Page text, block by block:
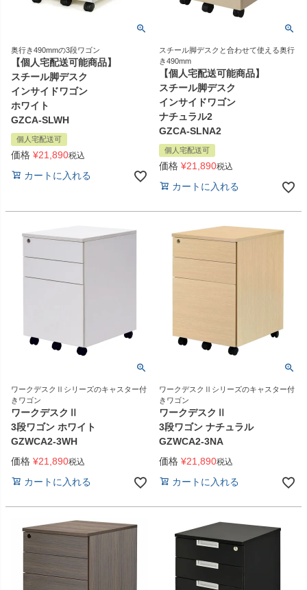
奥行き490mmの3段ワゴン
【個人宅配送可能商品】
スチール脚デスク
インサイドワゴン
ホワイト
GZCA-SLWH
個人宅配送可
価格 ¥21,890税込
カートに入れる
スチール脚デスクと合わせて使える奥行
き490mm
【個人宅配送可能商品】
スチール脚デスク
インサイドワゴン
ナチュラル2
GZCA-SLNA2
個人宅配送可
価格 ¥21,890税込
カートに入れる
ワークデスクⅡシリーズのキャスター付
きワゴン
ワークデスクⅡ
3段ワゴン ホワイト
GZWCA2-3WH
価格 ¥21,890税込
カートに入れる
ワークデスクⅡシリーズのキャスター付
きワゴン
ワークデスクⅡ
3段ワゴン ナチュラル
GZWCA2-3NA
価格 ¥21,890税込
カートに入れる